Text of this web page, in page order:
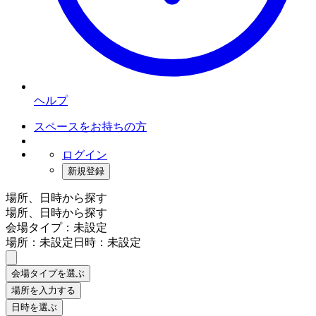
ヘルプ
スペースをお持ちの方
ログイン
新規登録
場所、日時から探す
場所、日時から探す
会場タイプ：未設定
場所：未設定日時：未設定
会場タイプを選ぶ
場所を入力する
日時を選ぶ